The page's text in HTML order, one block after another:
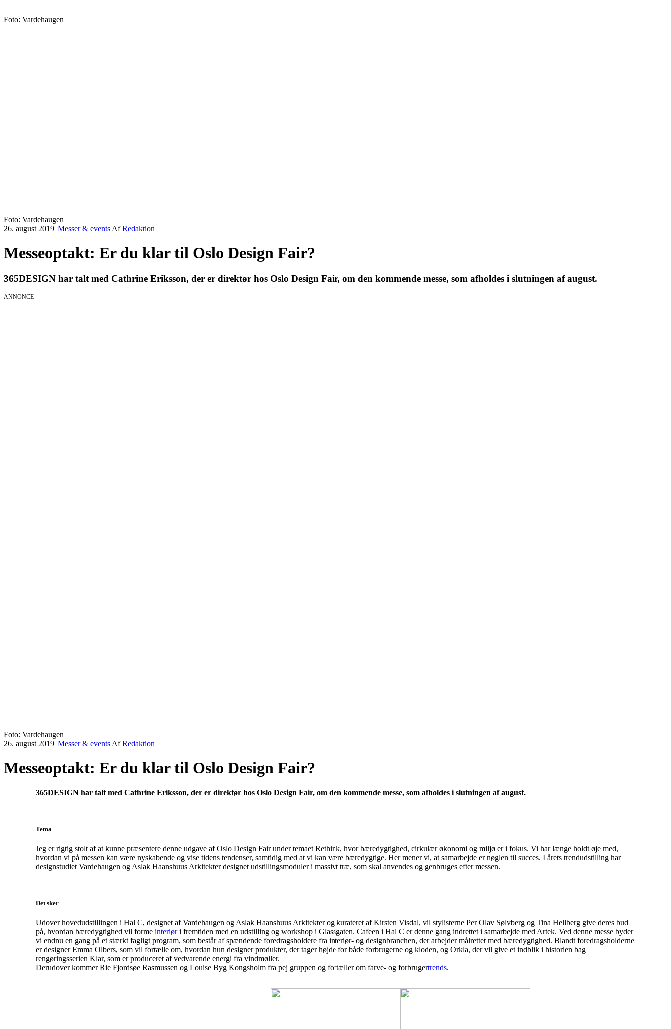
Foto: Vardehaugen
Foto: Vardehaugen
26. august 2019| Messer & events|AfRedaktion
Messeoptakt: Er du klar til Oslo Design Fair?
365DESIGN har talt med Cathrine Eriksson, der er direktør hos Oslo Design Fair, om den kommende messe, som afholdes i slutningen af august.
ANNONCE
Foto: Vardehaugen
26. august 2019| Messer & events|AfRedaktion
Messeoptakt: Er du klar til Oslo Design Fair?
365DESIGN har talt med Cathrine Eriksson, der er direktør hos Oslo Design Fair, om den kommende messe, som afholdes i slutningen af august.
Tema
Jeg er rigtig stolt af at kunne præsentere denne udgave af Oslo Design Fair under temaet Rethink, hvor bæredygtighed, cirkulær økonomi og miljø er i fokus. Vi har længe holdt øje med,
hvordan vi på messen kan være nyskabende og vise tidens tendenser, samtidig med at vi kan være bæredygtige. Her mener vi, at samarbejde er nøglen til succes. I årets trend­udstilling har
designstudiet Vardehaugen og Aslak Haanshuus Arkitekter designet udstillingsmoduler i massivt træ, som skal anvendes og genbruges efter messen.
Det sker
Udover hovedudstillingen i Hal C, designet af Vardehaugen og Aslak Haanshuus Arkitekter og kurateret af Kirsten Visdal, vil stylisterne Per Olav Sølvberg og Tina Hellberg give deres bud
på, hvordan bæredygtighed vil forme interiøri fremtiden med en udstilling og workshop i Glassgaten. Cafeen i Hal C er denne gang indrettet i samarbejde med Artek. Ved denne messe byder
vi endnu en gang på et stærkt fagligt program, som består af spændende foredragsholdere fra interiør- og designbranchen, der arbejder målrettet med bæredygtighed. Blandt foredragsholderne
er designer Emma Olbers, som vil fortælle om, hvordan hun designer produkter, der tager højde for både forbrugerne og kloden, og Orkla, der vil give et indblik i historien bag
rengøringsserien Klar, som er produceret af vedvarende energi fra vindmøller.
Derudover kommer Rie Fjordsøe Rasmussen og Louise Byg Kongsholm fra pej gruppen og fortæller om farve- og forbrugertrends.